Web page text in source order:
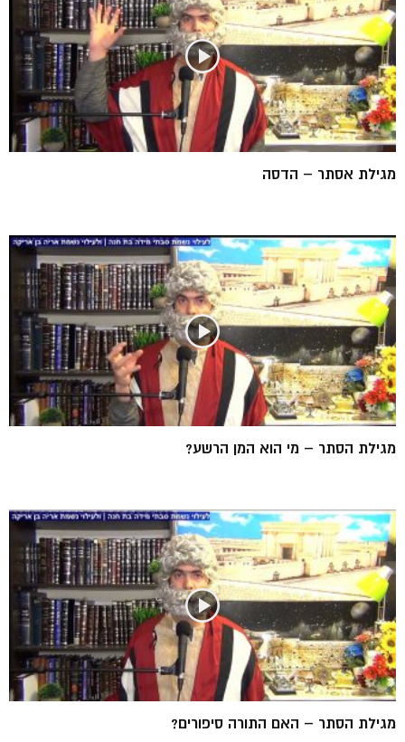
מגילת אסתר – הדסה
מגילת הסתר – מי הוא המן הרשע?
מגילת הסתר – האם התורה סיפורים?